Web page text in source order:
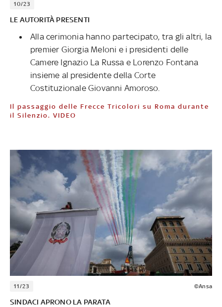
10/23
LE AUTORITÀ PRESENTI
Alla cerimonia hanno partecipato, tra gli altri, la
premier Giorgia Meloni e i presidenti delle
Camere Ignazio La Russa e Lorenzo Fontana
insieme al presidente della Corte
Costituzionale Giovanni Amoroso.
Il passaggio delle Frecce Tricolori su Roma durante
il Silenzio. VIDEO
11/23 ©Ansa
SINDACI APRONO LA PARATA